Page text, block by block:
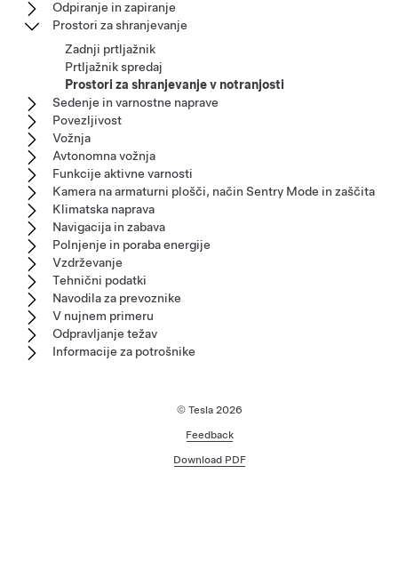
Odpiranje in zapiranje
Prostori za shranjevanje
Zadnji prtljažnik
Prtljažnik spredaj
Prostori za shranjevanje v notranjosti
Sedenje in varnostne naprave
Povezljivost
Vožnja
Avtonomna vožnja
Funkcije aktivne varnosti
Kamera na armaturni plošči, način Sentry Mode in zaščita
Klimatska naprava
Navigacija in zabava
Polnjenje in poraba energije
Vzdrževanje
Tehnični podatki
Navodila za prevoznike
V nujnem primeru
Odpravljanje težav
Informacije za potrošnike
© Tesla 2026
Feedback
Download PDF